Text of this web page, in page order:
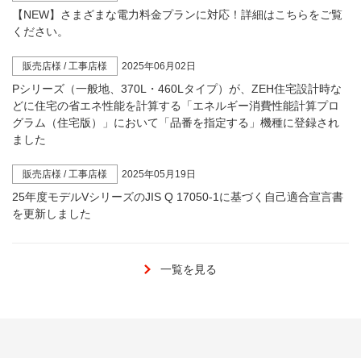
【NEW】さまざまな電力料金プランに対応！詳細はこちらをご覧
ください。
販売店様 / 工事店様 2025年06月02日
Pシリーズ（一般地、370L・460Lタイプ）が、ZEH住宅設計時な
どに住宅の省エネ性能を計算する「エネルギー消費性能計算プロ
グラム（住宅版）」において「品番を指定する」機種に登録され
ました
販売店様 / 工事店様 2025年05月19日
25年度モデルVシリーズのJIS Q 17050-1に基づく自己適合宣言書
を更新しました
一覧を見る